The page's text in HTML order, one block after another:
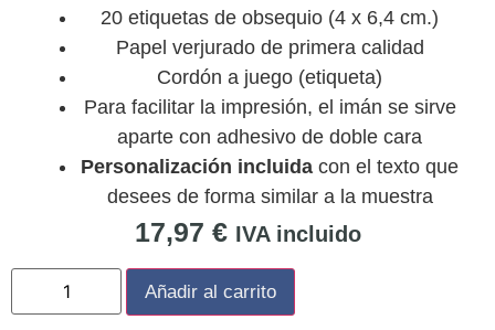
20 etiquetas de obsequio (4 x 6,4 cm.)
Papel verjurado de primera calidad
Cordón a juego (etiqueta)
Para facilitar la impresión, el imán se sirve
aparte con adhesivo de doble cara
Personalización incluida con el texto que
desees de forma similar a la muestra
17,97 € IVA incluido
Añadir al carrito